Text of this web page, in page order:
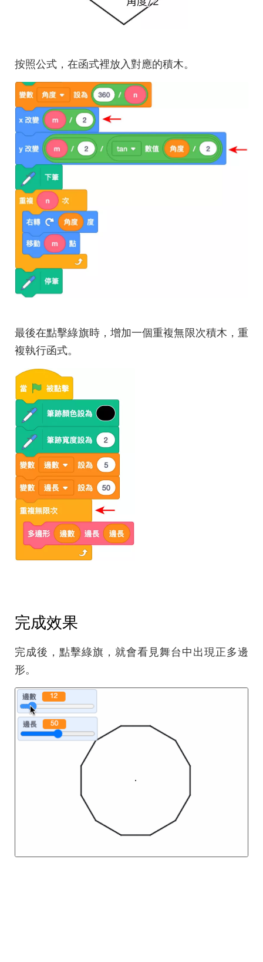
按照公式，在函式裡放入對應的積木。
最後在點擊綠旗時，增加一個重複無限次積木，重
複執行函式。
完成效果
完成後，點擊綠旗，就會看見舞台中出現正多邊
形。